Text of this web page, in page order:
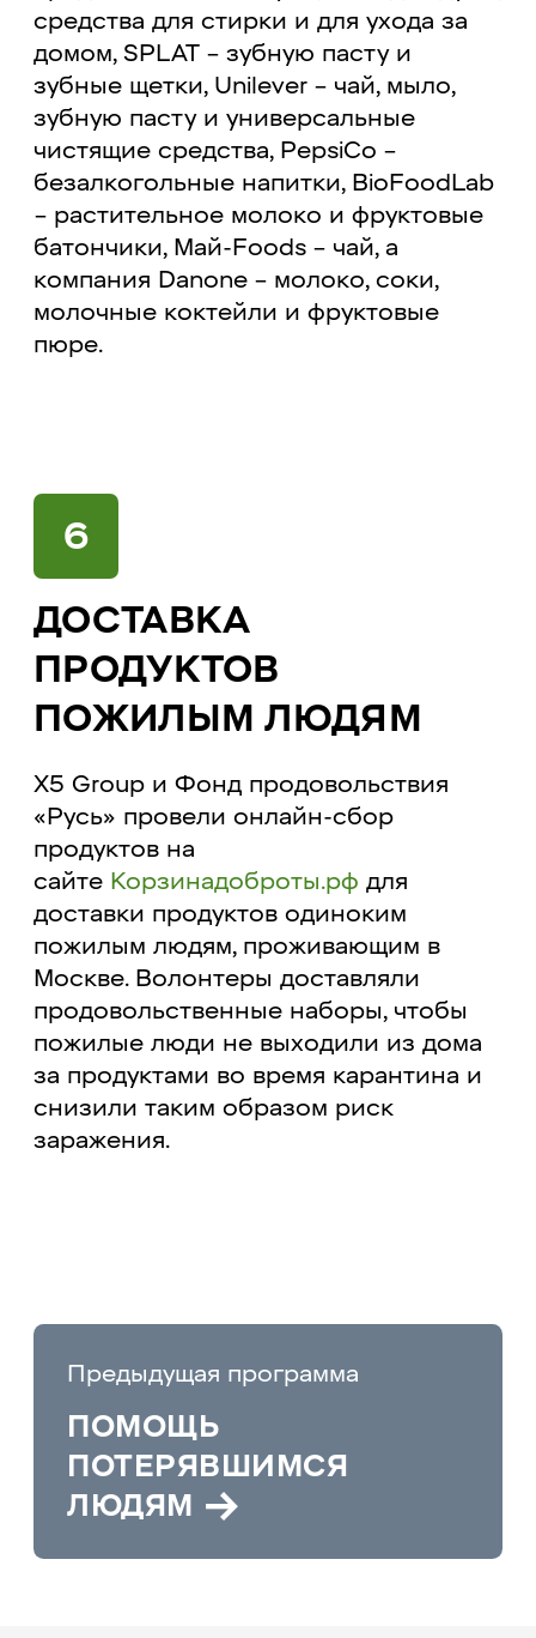
средства для стирки и для ухода за
домом, SPLAT – зубную пасту и
зубные щетки, Unilever – чай, мыло,
зубную пасту и универсальные
чистящие средства, PepsiCo –
безалкогольные напитки, BioFoodLab
– растительное молоко и фруктовые
батончики, Май-Foods – чай, а
компания Danone – молоко, соки,
молочные коктейли и фруктовые
пюре.
6
ДОСТАВКА
ПРОДУКТОВ
ПОЖИЛЫМ ЛЮДЯМ
X5 Group и Фонд продовольствия
«Русь» провели онлайн-сбор
продуктов на
сайте Корзинадоброты.рф для
доставки продуктов одиноким
пожилым людям, проживающим в
Москве. Волонтеры доставляли
продовольственные наборы, чтобы
пожилые люди не выходили из дома
за продуктами во время карантина и
снизили таким образом риск
заражения.
Предыдущая программа
ПОМОЩЬ
ПОТЕРЯВШИМСЯ
ЛЮДЯМ →